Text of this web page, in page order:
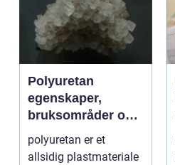
Polyuretan
egenskaper,
bruksområder og
fordeler i
industrien
polyuretan er et
allsidig plastmateriale